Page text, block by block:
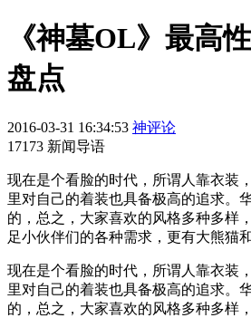
《神墓OL》最高
盘点
2016-03-31 16:34:53 神评论
17173 新闻导语
现在是个看脸的时代，所谓人靠衣装
里对自己的着装也具备极高的追求。
的，总之，大家喜欢的风格多种多样
足小伙伴们的各种需求，更有大熊猫
现在是个看脸的时代，所谓人靠衣装
里对自己的着装也具备极高的追求。
的，总之，大家喜欢的风格多种多样